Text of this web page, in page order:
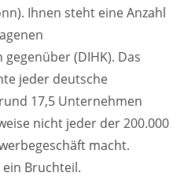
Ihnen steht eine Anzahl
(DIHK). Das
jeder deutsche
17,5 Unternehmen
nicht jeder der 200.000
macht.
Bruchteil.